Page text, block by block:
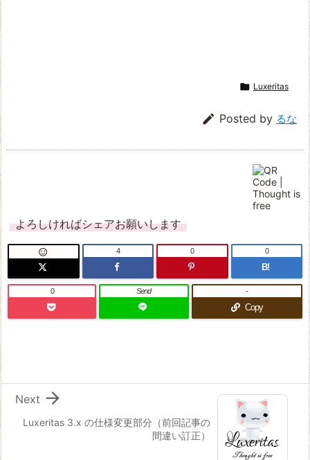
 Luxeritas
 Posted by るな
よろしければシェアお願いします
 4 0
B!
0
0 Send
Copy
-
Luxeritas 3.x の仕様変更部分（前回記事の
間違い訂正）

Next